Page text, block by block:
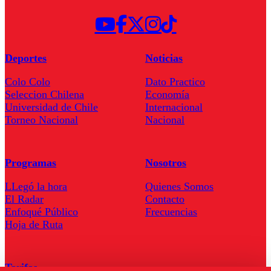
Deportes
Colo Colo
Seleccion Chilena
Universidad de Chile
Torneo Nacional
Noticias
Dato Practico
Economía
Internacional
Nacional
Programas
LLegó la hora
El Radar
Enfoqué Público
Hoja de Ruta
Nosotros
Quienes Somos
Contacto
Frecuencias
Tarifas